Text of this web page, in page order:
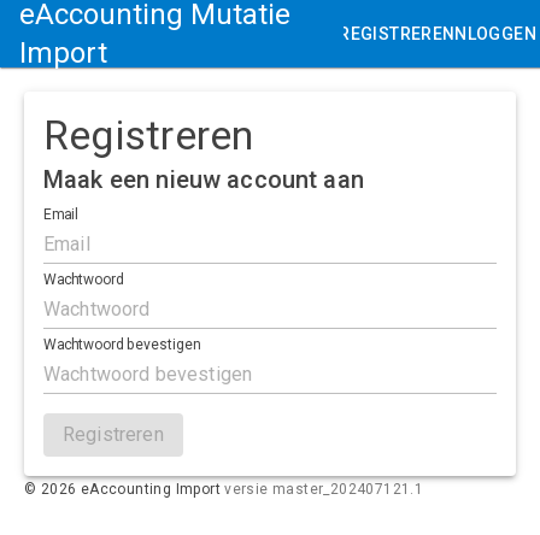
eAccounting Mutatie
Import
REGISTRERENINLOGGEN
Registreren
Maak een nieuw account aan
Email
Wachtwoord
Wachtwoord bevestigen
Registreren
© 2026 eAccounting Import versie master_202407121.1